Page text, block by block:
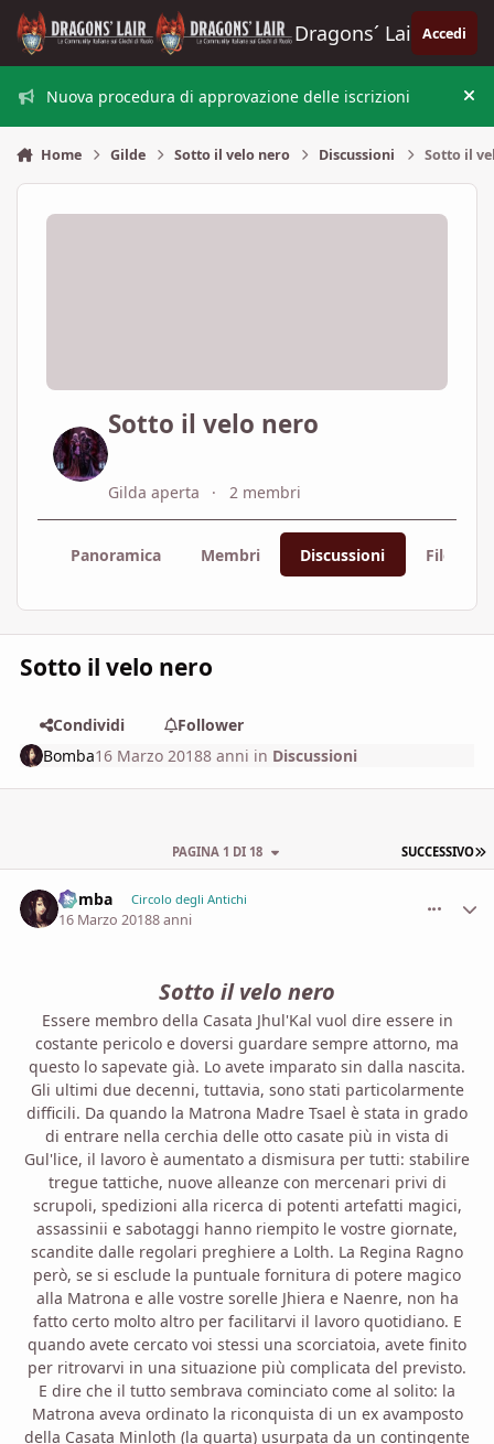
Vai al contenuto
Dragons´ Lair Accedi
Nuova procedura di approvazione delle iscrizioni
Home Gilde Sotto il velo nero Discussioni Sotto il
Sotto il velo nero
Gilda aperta 2 membri
Panoramica Membri Discussioni File
Sotto il velo nero
Condividi
Follower
Bomba16 Marzo 20188 anni in Discussioni
SUCCESSIVO
PAGINA 1 DI 18
Bomba Circolo degli Antichi
16 Marzo 20188 anni
Sotto il velo nero
Essere membro della Casata Jhul'Kal vuol dire essere in
costante pericolo e doversi guardare sempre attorno, ma
questo lo sapevate già. Lo avete imparato sin dalla nascita.
Gli ultimi due decenni, tuttavia, sono stati particolarmente
difficili. Da quando la Matrona Madre Tsael è stata in grado
di entrare nella cerchia delle otto casate più in vista di
Gul'lice, il lavoro è aumentato a dismisura per tutti: stabilire
tregue tattiche, nuove alleanze con mercenari privi di
scrupoli, spedizioni alla ricerca di potenti artefatti magici,
assassinii e sabotaggi hanno riempito le vostre giornate,
scandite dalle regolari preghiere a Lolth. La Regina Ragno
però, se si esclude la puntuale fornitura di potere magico
alla Matrona e alle vostre sorelle Jhiera e Naenre, non ha
fatto certo molto altro per facilitarvi il lavoro quotidiano. E
quando avete cercato voi stessi una scorciatoia, avete finito
per ritrovarvi in una situazione più complicata del previsto.
E dire che il tutto sembrava cominciato come al solito: la
Matrona aveva ordinato la riconquista di un ex avamposto
della Casata Minloth (la quarta) usurpata da un contingente